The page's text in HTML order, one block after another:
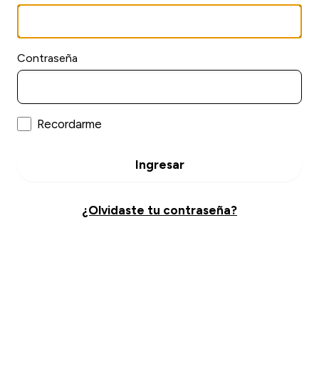
Contraseña
Recordarme
Ingresar
¿Olvidaste tu contraseña?